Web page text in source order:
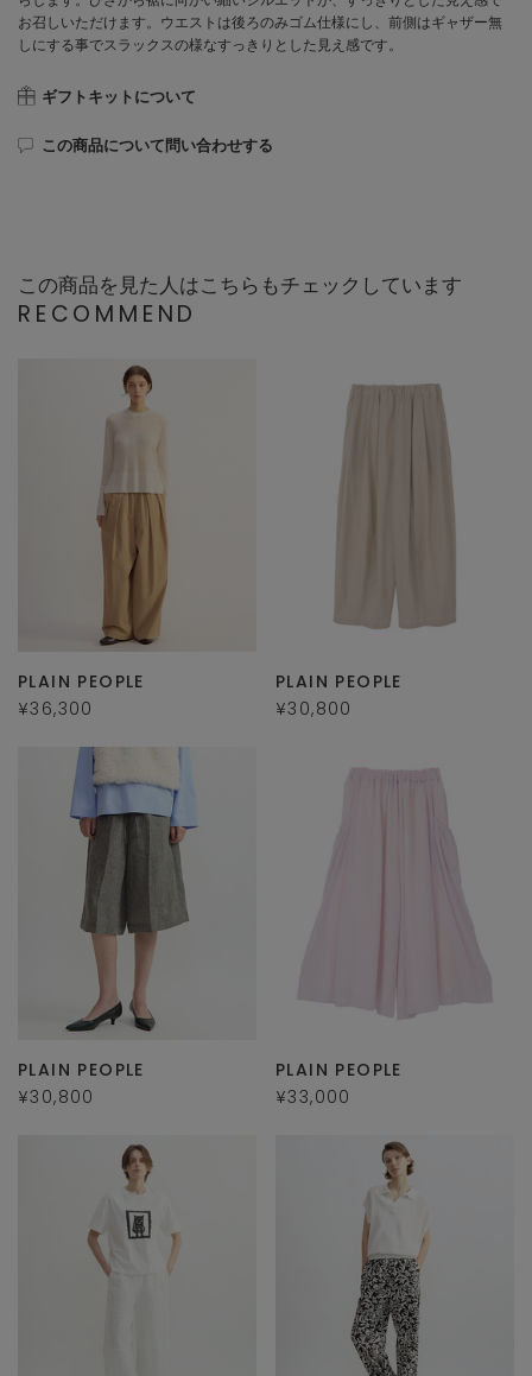
お召しいただけます。ウエストは後ろのみゴム仕様にし、前側はギャザー無
しにする事でスラックスの様なすっきりとした見え感です。
ギフトキットについて
この商品について問い合わせする
この商品を見た人はこちらもチェックしています
RECOMMEND
PLAIN PEOPLE
¥36,300
PLAIN PEOPLE
¥30,800
PLAIN PEOPLE
¥30,800
PLAIN PEOPLE
¥33,000